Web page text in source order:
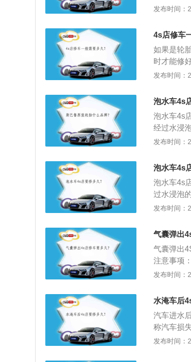
而被积水
超过了仪
对日常使
复后也是
发布时间：
4s店修车
如果是轮
时才能修
从几天到
烦，需要
修理汽车
修好。如
能越好，
发布时间：
泡水车4s
泡水车4s
经过水浸
身座椅，
机控制系
如同“定
气囊关键
发布时间：
泡水车4s
泡水车4s
过水浸泡
座椅，车
低安全性
程中因短
发布时间：
气囊弹出
气囊弹出
注意事项
司和有执
机动车辆
和保管，
式等。
发布时间：
水淹车后
汽车进水
称汽车损
是一种新
发布时间：